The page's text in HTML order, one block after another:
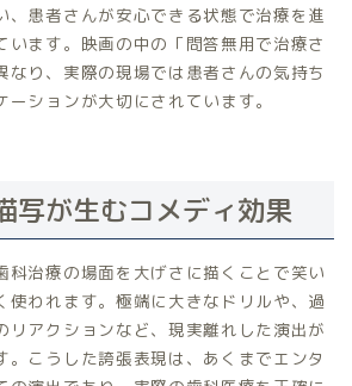
、患者さんが安心できる状態で治療を進
います。映画の中の「問答無用で治療さ
なり、実際の現場では患者さんの気持ち
ションが大切にされています。
写が生むコメディ効果
科治療の場面を大げさに描くことで笑い
使われます。極端に大きなドリルや、過
リアクションなど、現実離れした演出が
。こうした誇張表現は、あくまでエンタ